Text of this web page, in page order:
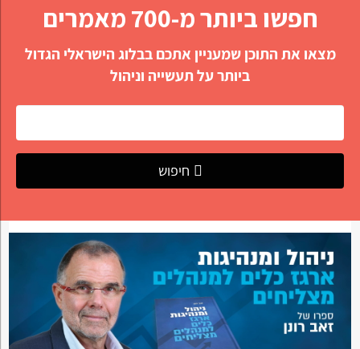
חפשו ביותר מ-700 מאמרים
מצאו את התוכן שמעניין אתכם בבלוג הישראלי הגדול
ביותר על תעשייה וניהול
חיפוש